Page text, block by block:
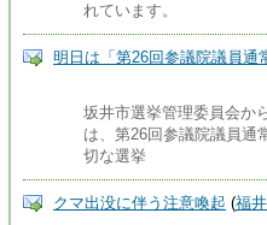
れています。
明日は「第26回参議院議員通
坂井市選挙管理委員会か
は、第26回参議院議員通
切な選挙
クマ出没に伴う注意喚起 (福